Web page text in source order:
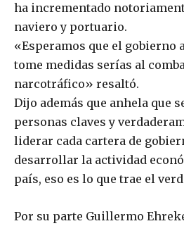
ha incrementado
naviero y portuario.
«Esperamos que el gobierno
tome medidas serías al
narcotráfico» resaltó.
Dijo además que anhela que
personas claves y
liderar cada cartera de
desarrollar la actividad
país, eso es lo que trae el
Por su parte Guillermo